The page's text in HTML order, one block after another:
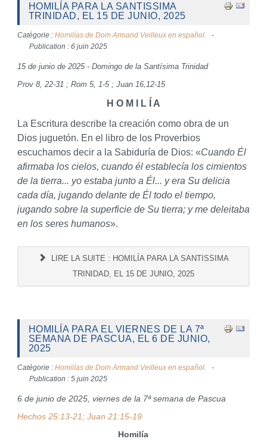
HOMILÍA PARA LA SANTISSIMA
TRINIDAD, EL 15 DE JUNIO, 2025
Catégorie : Homilías de Dom Armand Veilleux en español.
Publication : 6 juin 2025
15 de junio de 2025 - Domingo de la Santísima Trinidad
Prov 8, 22-31 ; Rom 5, 1-5 ; Juan 16,12-15
H O M I L Í A
La Escritura describe la creación como obra de un
Dios juguetón. En el libro de los Proverbios
escuchamos decir a la Sabiduría de Dios: «Cuando Él
afirmaba los cielos, cuando él establecía los cimientos
de la tierra... yo estaba junto a Él... y era Su delicia
cada día, jugando delante de Él todo el tiempo,
jugando sobre la superficie de Su tierra; y me deleitaba
en los seres humanos».
LIRE LA SUITE : HOMILÍA PARA LA SANTISSIMA
TRINIDAD, EL 15 DE JUNIO, 2025
HOMILÍA PARA EL VIERNES DE LA 7ª
SEMANA DE PASCUA, EL 6 DE JUNIO,
2025
Catégorie : Homilías de Dom Armand Veilleux en español.
Publication : 5 juin 2025
6 de junio de 2025, viernes de la 7ª semana de Pascua
Hechos 25:13-21; Juan 21:15-19
Homilía